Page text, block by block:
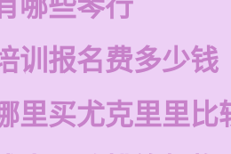
训报名费多少钱
里买尤克里里比